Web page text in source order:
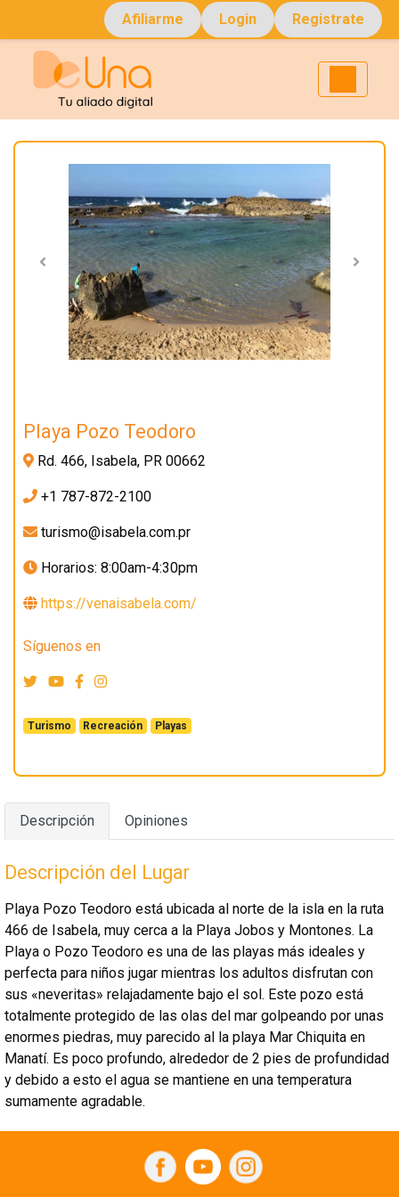
Afiliarme Login Registrate
Playa Pozo Teodoro
Rd. 466, Isabela, PR 00662
+1 787-872-2100
turismo@isabela.com.pr
Horarios: 8:00am-4:30pm
https://venaisabela.com/
Síguenos en
Turismo Recreación Playas
Descripción Opiniones
Descripción del Lugar
Playa Pozo Teodoro está ubicada al norte de la isla en la ruta
466 de Isabela, muy cerca a la Playa Jobos y Montones. La
Playa o Pozo Teodoro es una de las playas más ideales y
perfecta para niños jugar mientras los adultos disfrutan con
sus «neveritas» relajadamente bajo el sol. Este pozo está
totalmente protegido de las olas del mar golpeando por unas
enormes piedras, muy parecido al la playa Mar Chiquita en
Manatí. Es poco profundo, alrededor de 2 pies de profundidad
y debido a esto el agua se mantiene en una temperatura
sumamente agradable.